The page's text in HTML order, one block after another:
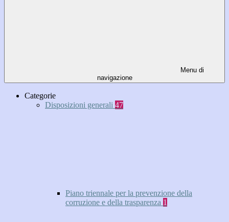
Menu di
navigazione
Categorie
Disposizioni generali 47
Piano triennale per la prevenzione della
corruzione e della trasparenza 1